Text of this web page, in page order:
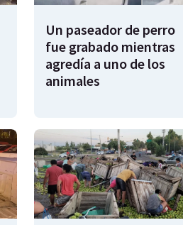
Un paseador de perro
fue grabado mientras
agredía a uno de los
animales